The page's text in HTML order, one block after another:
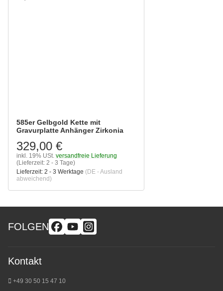
585er Gelbgold Kette mit
Gravurplatte Anhänger Zirkonia
329,00 €
inkl. 19% USt. versandfreie Lieferung
(Lieferzeit: 2 - 3 Tage)
Lieferzeit: 2 - 3 Werktage (DE - Ausland
abweichend)
FOLGEN
Kontakt
+49 30 50 15 47 10